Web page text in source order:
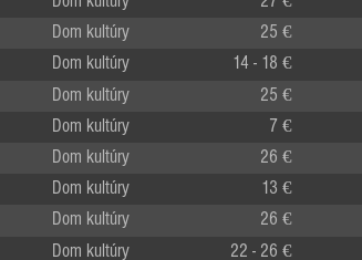
Dom kultúry 25 €
Dom kultúry 14 - 18 €
Dom kultúry 25 €
Dom kultúry 7 €
Dom kultúry 26 €
Dom kultúry 13 €
Dom kultúry 26 €
Dom kultúry 22 - 26 €